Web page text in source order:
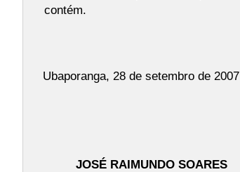
contém.
Ubaporanga, 28 de setembro de 2007
JOSÉ RAIMUNDO SOARES